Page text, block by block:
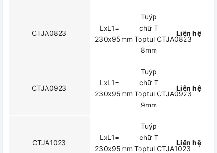
CTJA0823
LxL1=
230x95mm
Tuýp
chữ T
Toptul CTJA0823
8mm
Liên hệ
CTJA0923
LxL1=
230x95mm
Tuýp
chữ T
Toptul CTJA0923
9mm
Liên hệ
CTJA1023
LxL1=
230x95mm
Tuýp
chữ T
Toptul CTJA1023
Liên hệ